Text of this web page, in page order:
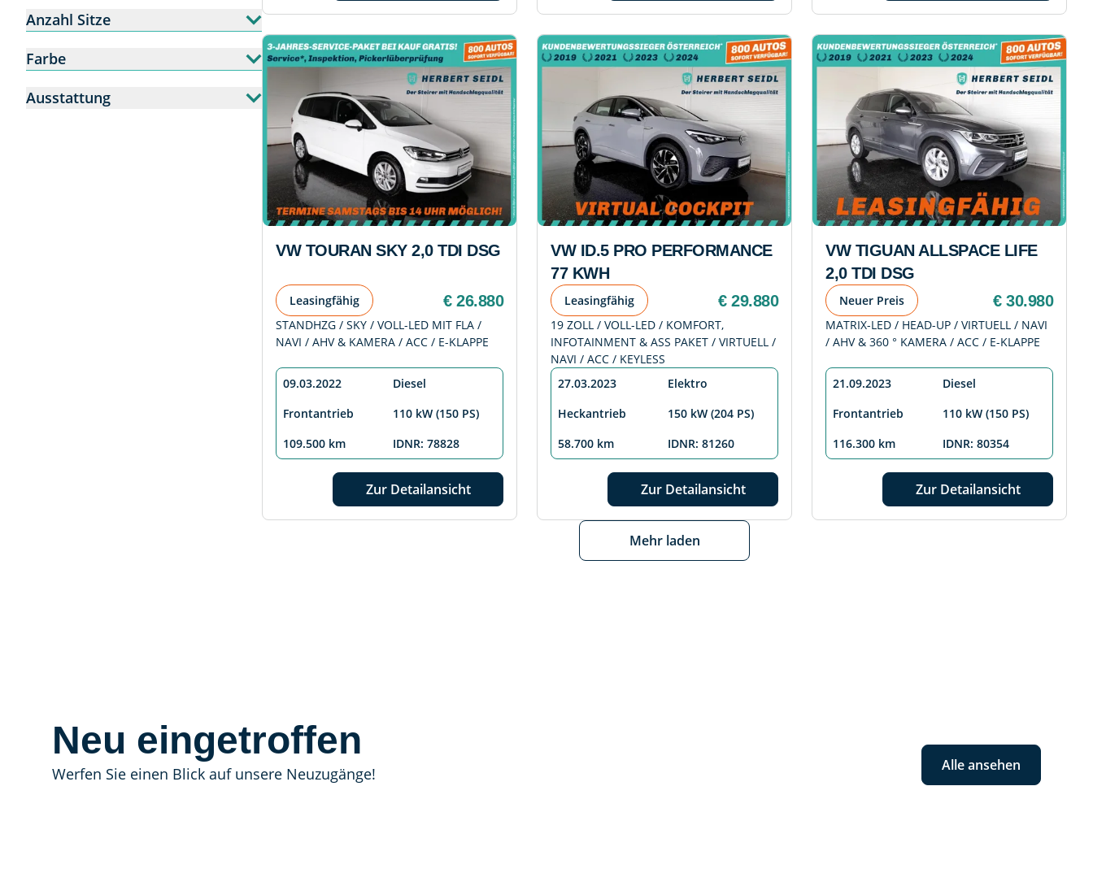
Anzahl Sitze
Farbe
Ausstattung
VW TOURAN SKY 2,0 TDI DSG
Leasingfähig € 26.880
STANDHZG / SKY / VOLL-LED MIT FLA /
NAVI / AHV & KAMERA / ACC / E-KLAPPE
09.03.2022
Diesel
Frontantrieb
110 kW (150 PS)
109.500 km
IDNR: 78828
Zur Detailansicht
VW ID.5 PRO PERFORMANCE
77 KWH
Leasingfähig € 29.880
19 ZOLL / VOLL-LED / KOMFORT,
INFOTAINMENT & ASS PAKET / VIRTUELL /
NAVI / ACC / KEYLESS
27.03.2023
Elektro
Heckantrieb
150 kW (204 PS)
58.700 km
IDNR: 81260
Zur Detailansicht
VW TIGUAN ALLSPACE LIFE
2,0 TDI DSG
Neuer Preis € 30.980
MATRIX-LED / HEAD-UP / VIRTUELL / NAVI
/ AHV & 360 ° KAMERA / ACC / E-KLAPPE
21.09.2023
Diesel
Frontantrieb
110 kW (150 PS)
116.300 km
IDNR: 80354
Zur Detailansicht
Mehr laden
Neu eingetroffen
Werfen Sie einen Blick auf unsere Neuzugänge! Alle ansehen